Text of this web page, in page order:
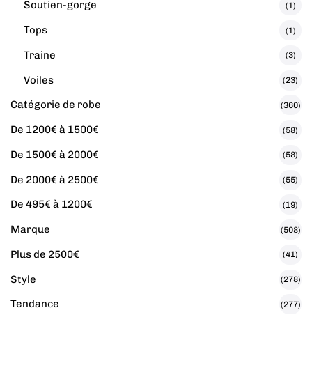
Soutien-gorge (1)
Tops (1)
Traine (3)
Voiles (23)
Catégorie de robe (360)
De 1200€ à 1500€ (58)
De 1500€ à 2000€ (58)
De 2000€ à 2500€ (55)
De 495€ à 1200€ (19)
Marque (508)
Plus de 2500€ (41)
Style (278)
Tendance (277)